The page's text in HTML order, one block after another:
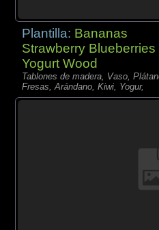
Plantilla: Bananas
Strawberry Blueberries
Yogurt Wood
Tablones de madera, Vaso,
Fresas, Arándano, Kiwi, Yogur,